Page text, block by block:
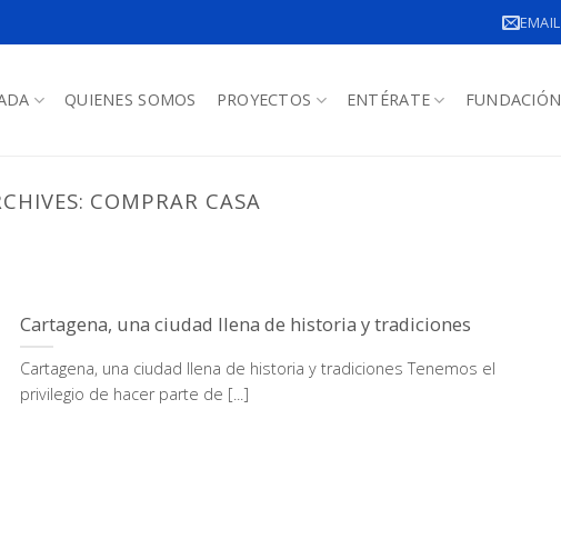
EMAIL
QUIENES SOMOS PROYECTOS ENTÉRATE FUNDACIÓN
COMPRAR CASA
Cartagena, una ciudad llena de historia y tradiciones
Cartagena, una ciudad llena de historia y tradiciones Tenemos el
privilegio de hacer parte de [...]